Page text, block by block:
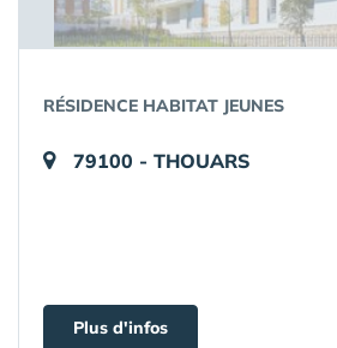
RÉSIDENCE HABITAT JEUNES
79100 - THOUARS
Plus d'infos